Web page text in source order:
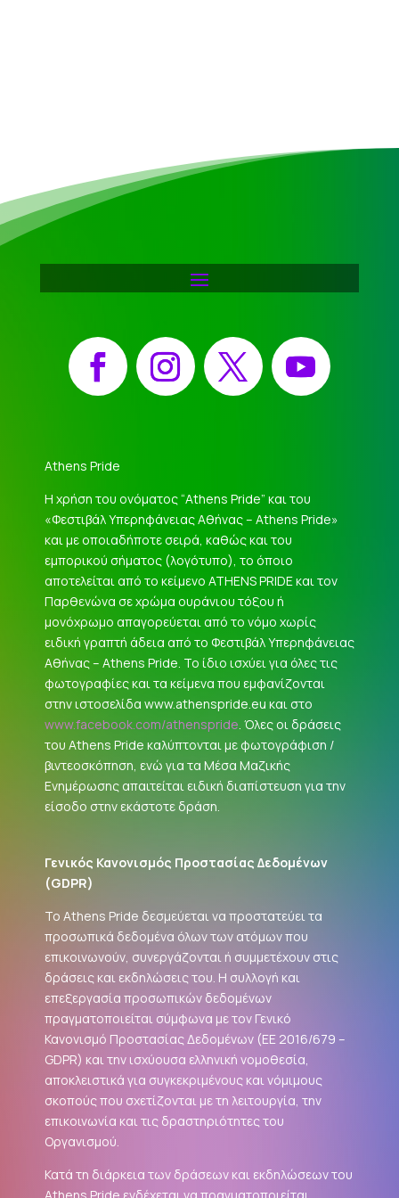
Facebook Instagram X YouTube
Athens Pride
Η χρήση του ονόματος “Athens Pride” και του
«Φεστιβάλ Υπερηφάνειας Αθήνας – Athens Pride»
και με οποιαδήποτε σειρά, καθώς και του
εμπορικού σήματος (λογότυπο), το όποιο
αποτελείται από το κείμενο ATHENS PRIDE και τον
Παρθενώνα σε χρώμα ουράνιου τόξου ή
μονόχρωμο απαγορεύεται από το νόμο χωρίς
ειδική γραπτή άδεια από το Φεστιβάλ Υπερηφάνειας
Αθήνας – Athens Pride. Το ίδιο ισχύει για όλες τις
φωτογραφίες και τα κείμενα που εμφανίζονται
στην ιστοσελίδα www.athenspride.eu και στο
www.facebook.com/athenspride. Όλες οι δράσεις
του Athens Pride καλύπτονται με φωτογράφιση /
βιντεοσκόπηση, ενώ για τα Μέσα Μαζικής
Ενημέρωσης απαιτείται ειδική διαπίστευση για την
είσοδο στην εκάστοτε δράση.
Γενικός Κανονισμός Προστασίας Δεδομένων
(GDPR)
Το Athens Pride δεσμεύεται να προστατεύει τα
προσωπικά δεδομένα όλων των ατόμων που
επικοινωνούν, συνεργάζονται ή συμμετέχουν στις
δράσεις και εκδηλώσεις του. Η συλλογή και
επεξεργασία προσωπικών δεδομένων
πραγματοποιείται σύμφωνα με τον Γενικό
Κανονισμό Προστασίας Δεδομένων (ΕΕ 2016/679 –
GDPR) και την ισχύουσα ελληνική νομοθεσία,
αποκλειστικά για συγκεκριμένους και νόμιμους
σκοπούς που σχετίζονται με τη λειτουργία, την
επικοινωνία και τις δραστηριότητες του
Οργανισμού.
Κατά τη διάρκεια των δράσεων και εκδηλώσεων του